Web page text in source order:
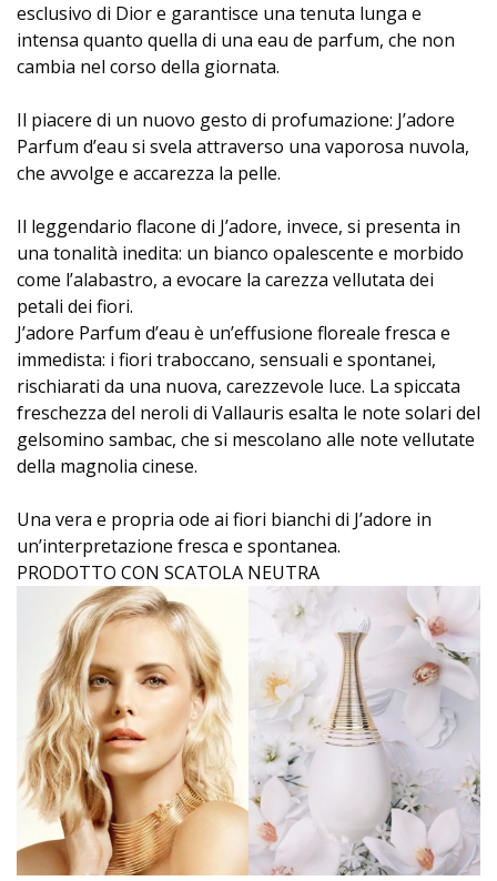
esclusivo di Dior e garantisce una tenuta lunga e
intensa quanto quella di una eau de parfum, che non
cambia nel corso della giornata.
Il piacere di un nuovo gesto di profumazione: J’adore
Parfum d’eau si svela attraverso una vaporosa nuvola,
che avvolge e accarezza la pelle.
Il leggendario flacone di J’adore, invece, si presenta in
una tonalità inedita: un bianco opalescente e morbido
come l’alabastro, a evocare la carezza vellutata dei
petali dei fiori.
J’adore Parfum d’eau è un’effusione floreale fresca e
immedista: i fiori traboccano, sensuali e spontanei,
rischiarati da una nuova, carezzevole luce. La spiccata
freschezza del neroli di Vallauris esalta le note solari del
gelsomino sambac, che si mescolano alle note vellutate
della magnolia cinese.
Una vera e propria ode ai fiori bianchi di J’adore in
un’interpretazione fresca e spontanea.
PRODOTTO CON SCATOLA NEUTRA